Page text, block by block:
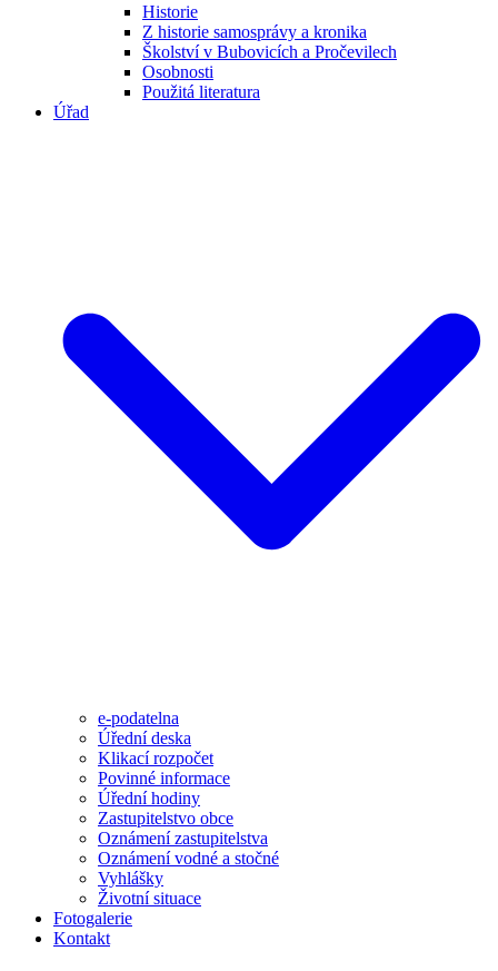
Historie
Z historie samosprávy a kronika
Školství v Bubovicích a Pročevilech
Osobnosti
Použitá literatura
Úřad
e-podatelna
Úřední deska
Klikací rozpočet
Povinné informace
Úřední hodiny
Zastupitelstvo obce
Oznámení zastupitelstva
Oznámení vodné a stočné
Vyhlášky
Životní situace
Fotogalerie
Kontakt